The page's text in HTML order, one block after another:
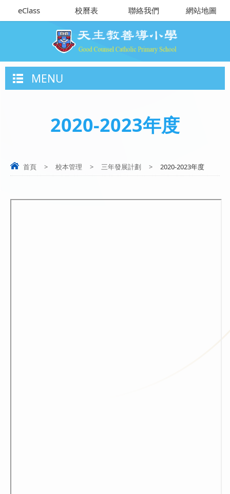
eClass 校曆表 聯絡我們 網站地圖
MENU
2020-2023年度
首頁 > 校本管理 > 三年發展計劃 > 2020-2023年度